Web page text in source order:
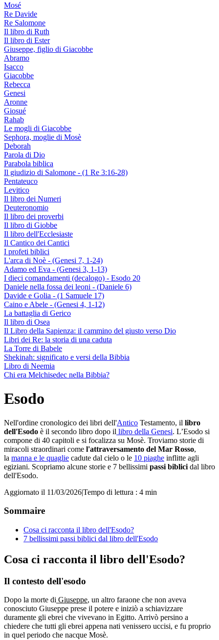
Mosé
Re Davide
Re Salomone
Il libro di Ruth
Il libro di Ester
Giuseppe, figlio di Giacobbe
Abramo
Isacco
Giacobbe
Rebecca
Genesi
Aronne
Giosué
Rahab
Le mogli di Giacobbe
Sephora, moglie di Mosè
Deborah
Parola di Dio
Parabola biblica
Il giudizio di Salomone - (1 Re 3:16-28)
Pentateuco
Levitico
Il libro dei Numeri
Deuteronomio
Il libro dei proverbi
Il libro di Giobbe
Il libro dell'Ecclesiaste
Il Cantico dei Cantici
I profeti biblici
L'arca di Noè - (Genesi 7, 1-24)
Adamo ed Eva - (Genesi 3, 1-13)
I dieci comandamenti (decalogo) - Esodo 20
Daniele nella fossa dei leoni - (Daniele 6)
Davide e Golia - (1 Samuele 17)
Caino e Abele - (Genesi 4, 1-12)
La battaglia di Gerico
Il libro di Osea
Il Libro della Sapienza: il cammino del giusto verso Dio
Libri dei Re: la storia di una caduta
La Torre di Babele
Shekinah: significato e versi della Bibbia
Libro di Neemia
Chi era Melchisedec nella Bibbia?
Esodo
Nell'ordine cronologico dei libri dell'Antico Testamento, il libro
dell'Esodo è il secondo libro dopo il libro della Genesi. L’Esodo si
compone di 40 capitoli e si focalizza su Mosè. Troviamo storie di
miracoli straordinari come l'attraversamento del Mar Rosso,
la manna e le quaglie cadute dal cielo o le 10 piaghe inflitte agli
egiziani. Scopriamo alcune storie e 7 bellissimi passi biblici dal libro
dell'Esodo.
Aggiornato il 11/03/2026|Tempo di lettura : 4 min
Sommaire
Cosa ci racconta il libro dell'Esodo?
7 bellissimi passi biblici dal libro dell'Esodo
Cosa ci racconta il libro dell'Esodo?
Il contesto dell'esodo
Dopo la morte di Giuseppe, un altro faraone che non aveva
conosciuto Giuseppe prese il potere e iniziò a schiavizzare
duramente gli ebrei che vivevano in Egitto. Arrivò persino a
chiedere che tutti gli ebrei appena nati venissero uccisi, e fu proprio
in quel periodo che nacque Mosè.